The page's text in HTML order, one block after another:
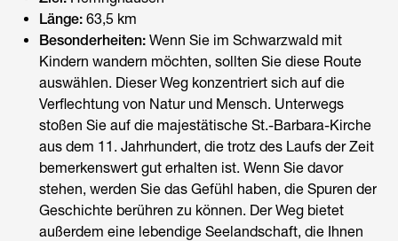
Länge: 63,5 km
Besonderheiten: Wenn Sie im Schwarzwald mit
Kindern wandern möchten, sollten Sie diese Route
auswählen. Dieser Weg konzentriert sich auf die
Verflechtung von Natur und Mensch. Unterwegs
stoßen Sie auf die majestätische St.-Barbara-Kirche
aus dem 11. Jahrhundert, die trotz des Laufs der Zeit
bemerkenswert gut erhalten ist. Wenn Sie davor
stehen, werden Sie das Gefühl haben, die Spuren der
Geschichte berühren zu können. Der Weg bietet
außerdem eine lebendige Seelandschaft, die Ihnen